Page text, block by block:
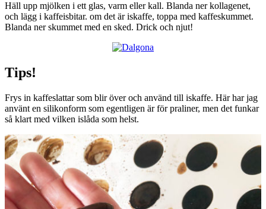
Häll upp mjölken i ett glas, varm eller kall. Blanda ner kollagenet,
och lägg i kaffeisbitar. om det är iskaffe, toppa med kaffeskummet.
Blanda ner skummet med en sked. Drick och njut!
Tips!
Frys in kaffeslattar som blir över och använd till iskaffe. Här har jag
använt en silikonform som egentligen är för praliner, men det funkar
så klart med vilken islåda som helst.